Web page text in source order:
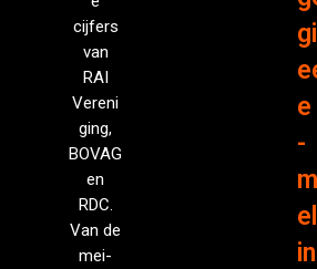
cijfers
van
RAI
Vereni
ging,
BOVAG
en
RDC.
Van de
mei-
e
-
in